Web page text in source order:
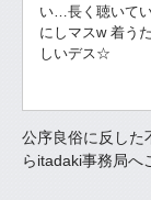
い…長く聴いて
にしマスw 着う
しいデス☆
公序良俗に反した
らitadaki事務局へ